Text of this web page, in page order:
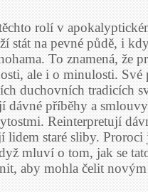
rolí v
stát na pevné půdě, i
To znamená, že
ale i o minulosti. Své
duchovních tradicích
dávné příběhy a
Reinterpretují
lidem staré sliby. Proroci
mluví o tom, jak se
aby mohla čelit